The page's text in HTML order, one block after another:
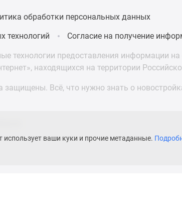
обработки персональных данных
технологий
Согласие на получение
технологии предоставления информации
находящихся на территории
Всё, что нужно знать о
использует ваши куки и прочие метаданные.